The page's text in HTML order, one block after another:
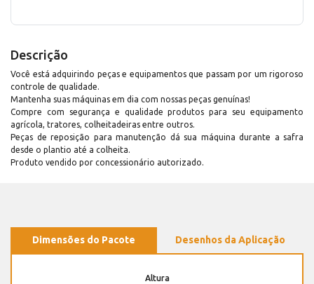
Descrição
Você está adquirindo peças e equipamentos que passam por um rigoroso
controle de qualidade.
Mantenha suas máquinas em dia com nossas peças genuínas!
Compre com segurança e qualidade produtos para seu equipamento
agrícola, tratores, colheitadeiras entre outros.
Peças de reposição para manutenção dá sua máquina durante a safra
desde o plantio até a colheita.
Produto vendido por concessionário autorizado.
Dimensões do Pacote Desenhos da Aplicação
Altura